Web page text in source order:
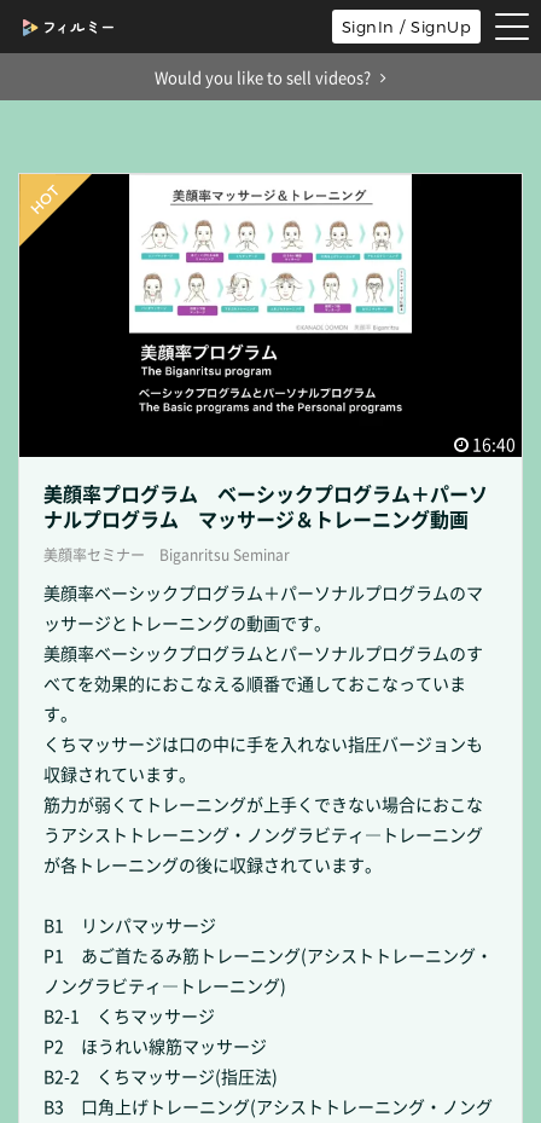
SignIn / SignUp
Would you like to sell videos?
16:40
美顔率プログラム ベーシックプログラム＋パーソ
ナルプログラム マッサージ＆トレーニング動画
美顔率セミナー Biganritsu Seminar
美顔率ベーシックプログラム＋パーソナルプログラムのマ
ッサージとトレーニングの動画です。
美顔率ベーシックプログラムとパーソナルプログラムのす
べてを効果的におこなえる順番で通しておこなっていま
す。
くちマッサージは口の中に手を入れない指圧バージョンも
収録されています。
筋力が弱くてトレーニングが上手くできない場合におこな
うアシストトレーニング・ノングラビティ―トレーニング
が各トレーニングの後に収録されています。
B1 リンパマッサージ
P1 あご首たるみ筋トレーニング(アシストトレーニング・
ノングラビティ―トレーニング)
B2-1 くちマッサージ
P2 ほうれい線筋マッサージ
B2-2 くちマッサージ(指圧法)
B3 口角上げトレーニング(アシストトレーニング・ノング